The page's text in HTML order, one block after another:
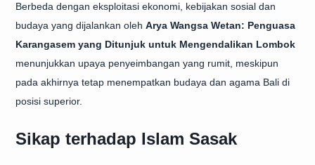
Berbeda dengan eksploitasi ekonomi, kebijakan sosial dan
budaya yang dijalankan oleh Arya Wangsa Wetan: Penguasa
Karangasem yang Ditunjuk untuk Mengendalikan Lombok
menunjukkan upaya penyeimbangan yang rumit, meskipun
pada akhirnya tetap menempatkan budaya dan agama Bali di
posisi superior.
Sikap terhadap Islam Sasak